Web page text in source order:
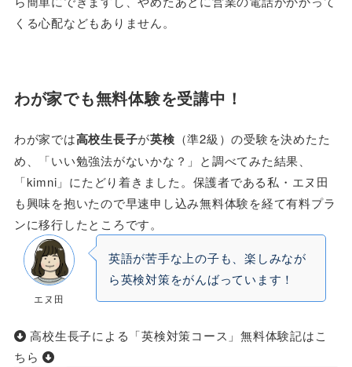
くる心配などもありません。
わが家でも無料体験を受講中！
わが家では高校生長子が英検 （準2級）の受験を決めたた
め、「いい勉強法がないかな？」と調べてみた結果、
「kimni」にたどり着きました。保護者である私・エヌ田
も興味を抱いたので早速申し込み無料体験を経て有料プラ
ンに移行したところです。
エヌ田
英語が苦手な上の子も、楽しみなが
ら英検対策をがんばっています！
高校生長子による「英検対策コース」無料体験記はこ
ちら